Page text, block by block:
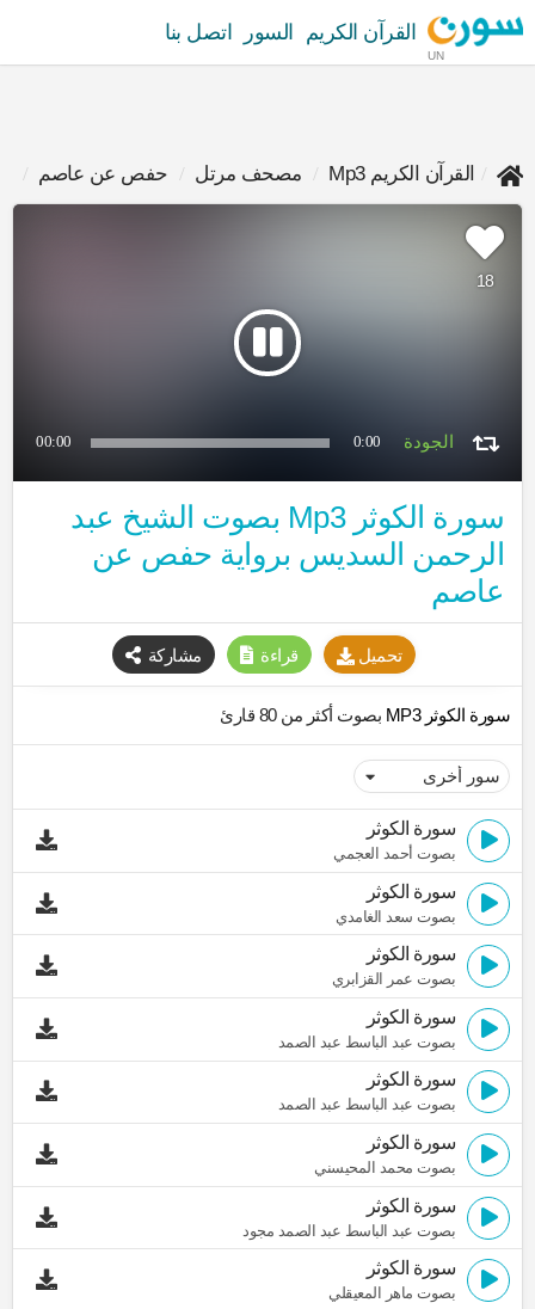
UN
القرآن الكريم السور اتصل بنا
القرآن الكريم Mp3 مصحف مرتل حفص عن عاصم
18
00:00 0:00
سورة الكوثر Mp3 بصوت الشيخ عبد
الرحمن السديس برواية حفص عن
عاصم
تحميل قراءة مشاركة
سورة الكوثر MP3 بصوت أكثر من 80 قارئ
سورة الكوثر
بصوت أحمد العجمي
سورة الكوثر
بصوت سعد الغامدي
سورة الكوثر
بصوت عمر القزابري
سورة الكوثر
بصوت عبد الباسط عبد الصمد
سورة الكوثر
بصوت عبد الباسط عبد الصمد
سورة الكوثر
بصوت محمد المحيسني
سورة الكوثر
بصوت عبد الباسط عبد الصمد مجود
سورة الكوثر
بصوت ماهر المعيقلي